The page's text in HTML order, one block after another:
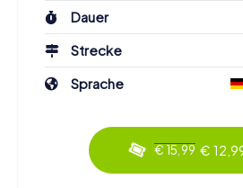
Dauer
Strecke
Sprache
€ 15,99 €